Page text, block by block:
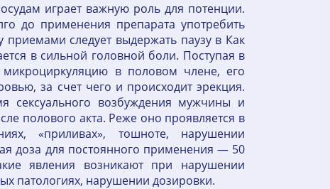
играет важную роль для потенции.
до применения препарата употребить
следует выдержать паузу в Как
в сильной головной боли. Поступая в
микроциркуляцию в половом члене, его
за счет чего и происходит эрекция.
сексуального возбуждения мужчины и
полового акта. Реже оно проявляется в
«приливах», тошноте, нарушении
доза для постоянного применения — 50
явления возникают при нарушении
патологиях, нарушении дозировки.